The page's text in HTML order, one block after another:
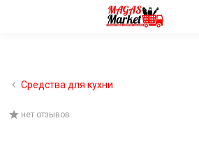
Средства для кухни
нет отзывов